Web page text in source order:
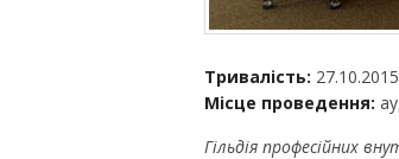
Тривалість: 27.10.2015
Місце проведення:
Гільдія професійних